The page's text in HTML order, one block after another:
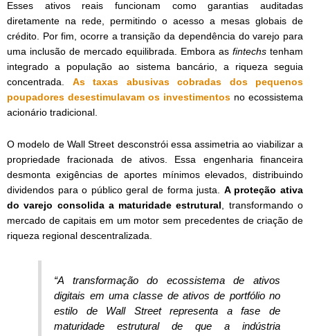
Esses ativos reais funcionam como garantias auditadas
diretamente na rede, permitindo o acesso a mesas globais de
crédito. Por fim, ocorre a transição da dependência do varejo para
uma inclusão de mercado equilibrada. Embora as fintechs tenham
integrado a população ao sistema bancário, a riqueza seguia
concentrada. As taxas abusivas cobradas dos pequenos
poupadores desestimulavam os investimentos no ecossistema
acionário tradicional.
O modelo de Wall Street desconstrói essa assimetria ao viabilizar a
propriedade fracionada de ativos. Essa engenharia financeira
desmonta exigências de aportes mínimos elevados, distribuindo
dividendos para o público geral de forma justa. A proteção ativa
do varejo consolida a maturidade estrutural , transformando o
mercado de capitais em um motor sem precedentes de criação de
riqueza regional descentralizada.
“A transformação do ecossistema de ativos
digitais em uma classe de ativos de portfólio no
estilo de Wall Street representa a fase de
maturidade estrutural de que a indústria